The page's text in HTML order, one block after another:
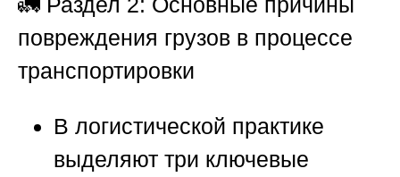
повреждения грузов в процессе
транспортировки
В логистической практике
выделяют три ключевые